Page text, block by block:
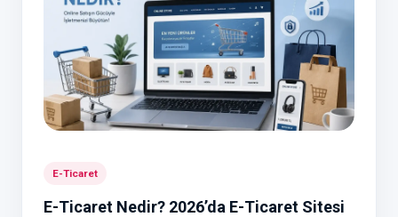
E-Ticaret
E-Ticaret Nedir? 2026’da E-Ticaret Sitesi